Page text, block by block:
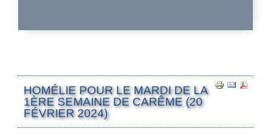
HOMÉLIE POUR LE MARDI DE LA
1ÈRE SEMAINE DE CARÊME (20
FÉVRIER 2024)